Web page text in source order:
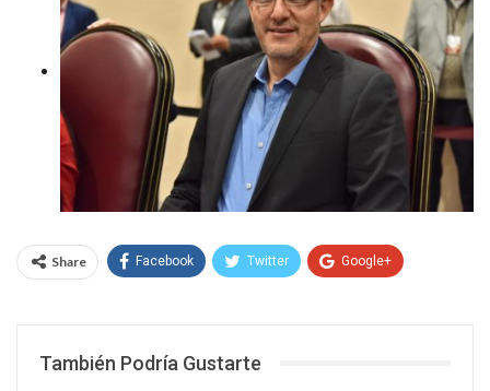
Share Facebook Twitter Google+
También Podría Gustarte